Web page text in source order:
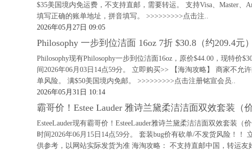
$35美国境内免运费，不支持直邮，需要转运。 支持Visa、Master、
填写正确的账单地址，拼音填写。 >>>>>>>>>点击注..
2026年05月27日 09:05
Philosophy 一步到位洁面 16oz 7折 $30.8（约209.4元）
Philosophy现有Philosophy一步到位洁面16oz，原价$44.00，现特价
间2026年06月03日14点59分。 立即购买>> 【海淘攻略】 商家不
单风险。 满$50美国境内免邮。 >>>>>>>>>点击注册铭宣会员..
2026年05月31日 10:14
霸哥价！Estee Lauder 雅诗兰黛柔洁洁面双效套装（
EsteeLauder现有霸哥价！EsteeLauder雅诗兰黛柔洁洁面双效套装
时间2026年06月15日14点59分。 套装bug价有砍单/不发货风险！
供参考，以网站实际发货为准 海淘攻略： 不支持直邮中国，转运